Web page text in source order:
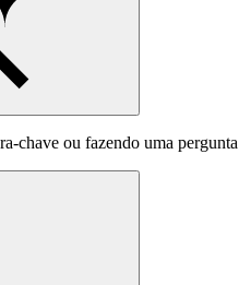
chave ou fazendo uma pergunta